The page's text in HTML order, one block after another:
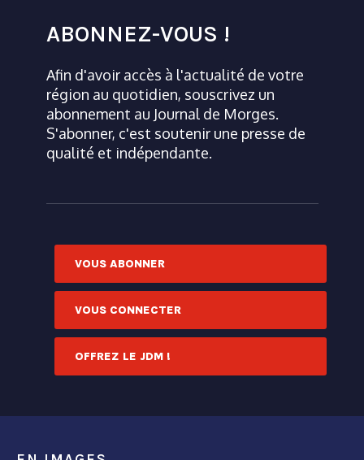
ABONNEZ-VOUS !
Afin d'avoir accès à l'actualité de votre
région au quotidien, souscrivez un
abonnement au Journal de Morges.
S'abonner, c'est soutenir une presse de
qualité et indépendante.
VOUS ABONNER
VOUS CONNECTER
OFFREZ LE JDM !